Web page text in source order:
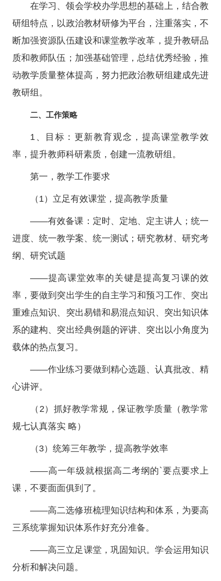
在学习、领会学校办学思想的基础上，结合教
研组特点，以政治教材研修为平台，注重落实，不
断加强资源队伍建设和课堂教学改革，提升教研品
质和教师队伍；加强基础管理，总结优秀经验，推
动教学质量整体提高，努力把政治教研组建成先进
教研组。
二、工作策略
1、目标：更新教育观念，提高课堂教学效
率，提升教师科研素质，创建一流教研组。
第一，教学工作要求
（1）立足有效课堂，提高教学质量
——有效备课：定时、定地、定主讲人；统一
进度、统一教学案、统一测试；研究教材、研究考
纲、研究试题
——提高课堂效率的关键是提高复习课的效
率，要做到突出学生的自主学习和预习工作、突出
重难点知识、突出易错和易混点知识、突出知识体
系的建构、突出经典例题的评讲、突出以小角度为
载体的热点复习。
——作业练习要做到精心选题、认真批改、精
心讲评。
（2）抓好教学常规，保证教学质量（教学常
规七认真落实 略）
（3）统筹三年教学，提高教学效率
——高一年级就根据高二考纲的`要点要求上
课，不要面面俱到了。
——高二选修班梳理知识结构和体系，为要高
三系统掌握知识体系作好充分准备。
——高三立足课堂，巩固知识。学会运用知识
分析和解决问题。